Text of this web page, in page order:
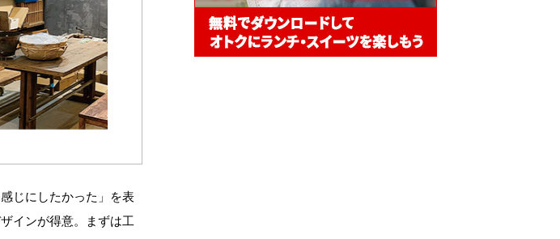
じにしたかった」を表
インが得意。まずは工